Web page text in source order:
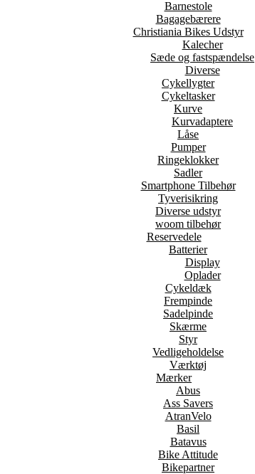
Barnestole
Bagagebærere
Christiania Bikes Udstyr
Kalecher
Sæde og fastspændelse
Diverse
Cykellygter
Cykeltasker
Kurve
Kurvadaptere
Låse
Pumper
Ringeklokker
Sadler
Smartphone Tilbehør
Tyverisikring
Diverse udstyr
woom tilbehør
Reservedele
Batterier
Display
Oplader
Cykeldæk
Frempinde
Sadelpinde
Skærme
Styr
Vedligeholdelse
Værktøj
Mærker
Abus
Ass Savers
AtranVelo
Basil
Batavus
Bike Attitude
Bikepartner